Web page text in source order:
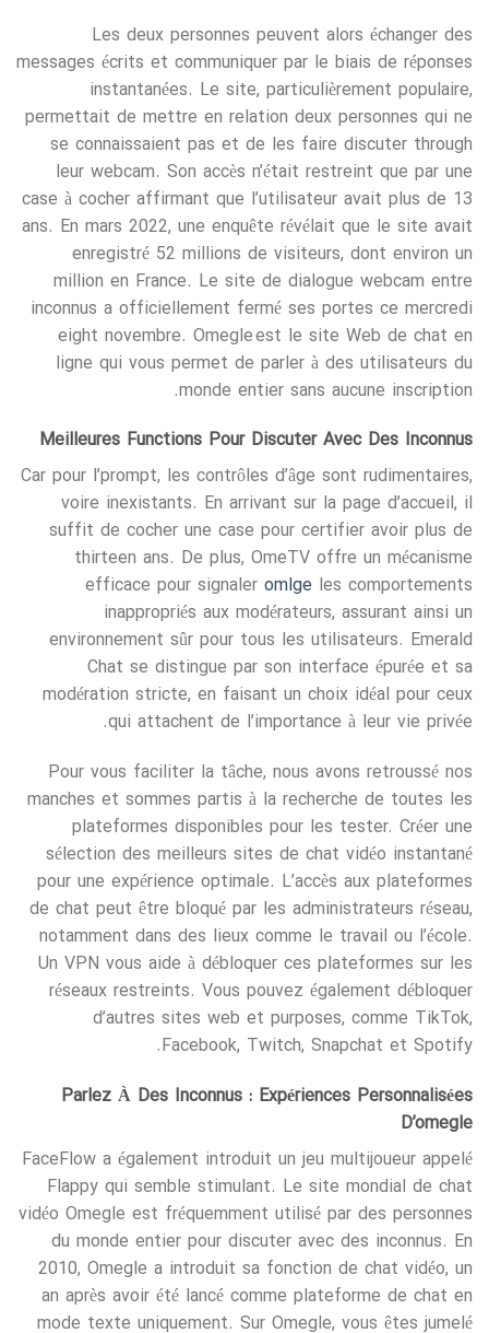
Les deux personnes peuvent alors échanger des
messages écrits et communiquer par le biais de réponses
instantanées. Le site, particulièrement populaire,
permettait de mettre en relation deux personnes qui ne
se connaissaient pas et de les faire discuter through
leur webcam. Son accès n’était restreint que par une
case à cocher affirmant que l’utilisateur avait plus de 13
ans. En mars 2022, une enquête révélait que le site avait
enregistré 52 millions de visiteurs, dont environ un
million en France. Le site de dialogue webcam entre
inconnus a officiellement fermé ses portes ce mercredi
eight novembre. Omegle est le site Web de chat en
ligne qui vous permet de parler à des utilisateurs du
monde entier sans aucune inscription.
Meilleures Functions Pour Discuter Avec Des Inconnus
Car pour l’prompt, les contrôles d’âge sont rudimentaires,
voire inexistants. En arrivant sur la page d’accueil, il
suffit de cocher une case pour certifier avoir plus de
thirteen ans. De plus, OmeTV offre un mécanisme
efficace pour signaler omlge les comportements
inappropriés aux modérateurs, assurant ainsi un
environnement sûr pour tous les utilisateurs. Emerald
Chat se distingue par son interface épurée et sa
modération stricte, en faisant un choix idéal pour ceux
qui attachent de l’importance à leur vie privée.
Pour vous faciliter la tâche, nous avons retroussé nos
manches et sommes partis à la recherche de toutes les
plateformes disponibles pour les tester. Créer une
sélection des meilleurs sites de chat vidéo instantané
pour une expérience optimale. L’accès aux plateformes
de chat peut être bloqué par les administrateurs réseau,
notamment dans des lieux comme le travail ou l’école.
Un VPN vous aide à débloquer ces plateformes sur les
réseaux restreints. Vous pouvez également débloquer
d’autres sites web et purposes, comme TikTok,
Facebook, Twitch, Snapchat et Spotify.
Parlez À Des Inconnus : Expériences Personnalisées
D’omegle
FaceFlow a également introduit un jeu multijoueur appelé
Flappy qui semble stimulant. Le site mondial de chat
vidéo Omegle est fréquemment utilisé par des personnes
du monde entier pour discuter avec des inconnus. En
2010, Omegle a introduit sa fonction de chat vidéo, un
an après avoir été lancé comme plateforme de chat en
mode texte uniquement. Sur Omegle, vous êtes jumelé